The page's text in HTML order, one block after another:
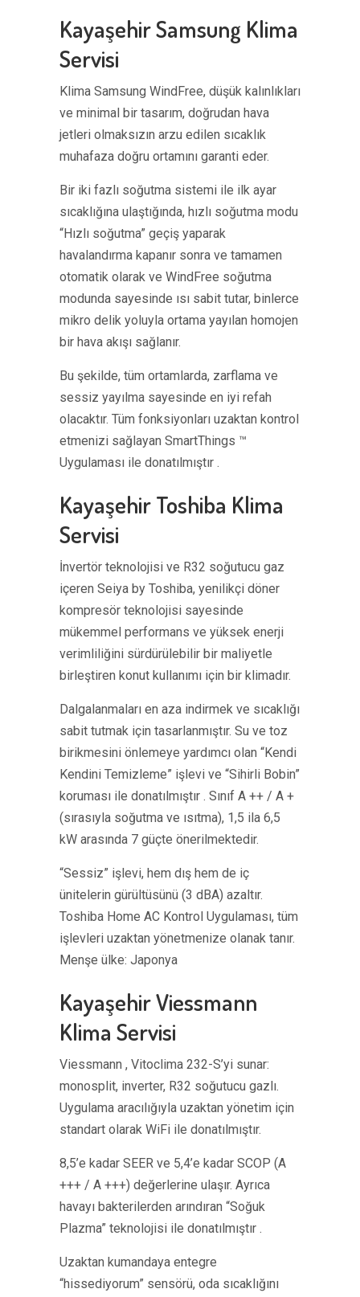
Kayaşehir Samsung Klima
Servisi
Klima Samsung WindFree, düşük kalınlıkları
ve minimal bir tasarım, doğrudan hava
jetleri olmaksızın arzu edilen sıcaklık
muhafaza doğru ortamını garanti eder.
Bir iki fazlı soğutma sistemi ile ilk ayar
sıcaklığına ulaştığında, hızlı soğutma modu
“Hızlı soğutma” geçiş yaparak
havalandırma kapanır sonra ve tamamen
otomatik olarak ve WindFree soğutma
modunda sayesinde ısı sabit tutar, binlerce
mikro delik yoluyla ortama yayılan homojen
bir hava akışı sağlanır.
Bu şekilde, tüm ortamlarda, zarflama ve
sessiz yayılma sayesinde en iyi refah
olacaktır. Tüm fonksiyonları uzaktan kontrol
etmenizi sağlayan SmartThings ™
Uygulaması ile donatılmıştır .
Kayaşehir Toshiba Klima
Servisi
İnvertör teknolojisi ve R32 soğutucu gaz
içeren Seiya by Toshiba, yenilikçi döner
kompresör teknolojisi sayesinde
mükemmel performans ve yüksek enerji
verimliliğini sürdürülebilir bir maliyetle
birleştiren konut kullanımı için bir klimadır.
Dalgalanmaları en aza indirmek ve sıcaklığı
sabit tutmak için tasarlanmıştır. Su ve toz
birikmesini önlemeye yardımcı olan “Kendi
Kendini Temizleme” işlevi ve “Sihirli Bobin”
koruması ile donatılmıştır . Sınıf A ++ / A +
(sırasıyla soğutma ve ısıtma), 1,5 ila 6,5 ​​
kW arasında 7 güçte önerilmektedir.
“Sessiz” işlevi, hem dış hem de iç
ünitelerin gürültüsünü (3 dBA) azaltır.
Toshiba Home AC Kontrol Uygulaması, tüm
işlevleri uzaktan yönetmenize olanak tanır.
Menşe ülke: Japonya
Kayaşehir Viessmann
Klima Servisi
Viessmann , Vitoclima 232-S’yi sunar:
monosplit, inverter, R32 soğutucu gazlı.
Uygulama aracılığıyla uzaktan yönetim için
standart olarak WiFi ile donatılmıştır.
8,5’e kadar SEER ve 5,4’e kadar SCOP (A
+++ / A +++) değerlerine ulaşır. Ayrıca
havayı bakterilerden arındıran “Soğuk
Plazma” teknolojisi ile donatılmıştır .
Uzaktan kumandaya entegre
“hissediyorum” sensörü, oda sıcaklığını